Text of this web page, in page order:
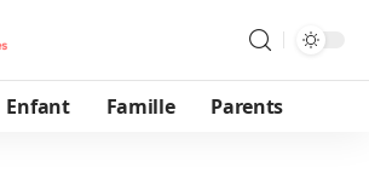
Enfant Famille Parents